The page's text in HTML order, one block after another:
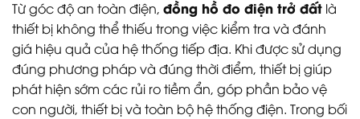
Từ góc độ an toàn điện, đồng hồ đo điện trở đất là
thiết bị không thể thiếu trong việc kiểm tra và đánh
giá hiệu quả của hệ thống tiếp địa. Khi được sử dụng
đúng phương pháp và đúng thời điểm, thiết bị giúp
phát hiện sớm các rủi ro tiềm ẩn, góp phần bảo vệ
con người, thiết bị và toàn bộ hệ thống điện. Trong bối